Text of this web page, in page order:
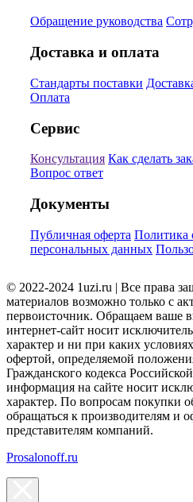
Обращение руководства
Доставка и оплата
Стандарты поставки
Оплата
Сервис
Консультация Как сделать
Вопрос ответ
Документы
Публичная оферта Политика
персональных данных
© 2022-2024 1uzi.ru | Все права
материалов возможно только с
первоисточник. Обращаем ваше
интернет-сайт носит
характер и ни при каких
офертой, определяемой
Гражданского кодекса
информация на сайте носит
характер. По вопросам покупки
обращаться к производителям и
представителям компаний.
Prosalonoff.ru